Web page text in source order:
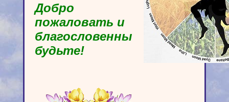
Добро
пожаловать и
благословенны
будьте!